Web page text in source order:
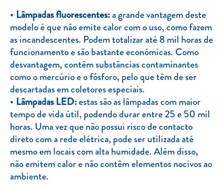
Lâmpadas fluorescentes:a grande vantagem deste
modelo é que não emite calor com o uso, como fazem
as incandescentes. Podem totalizar até 8 mil horas de
funcionamento e são bastante económicas. Como
desvantagem, contêm substâncias contaminantes
como o mercúrio e o fósforo, pelo que têm de ser
descartadas em coletores especiais.
Lâmpadas LED:estas são as lâmpadas com maior
tempo de vida útil, podendo durar entre 25 e 50 mil
horas. Uma vez que não possui risco de contacto
direto com a rede elétrica, pode ser utilizada até
mesmo em locais com alta humidade. Além disso,
não emitem calor e não contêm elementos nocivos ao
ambiente.